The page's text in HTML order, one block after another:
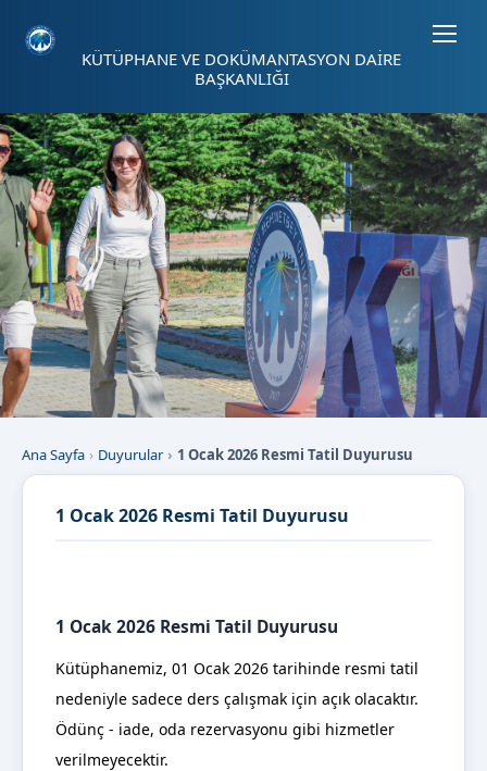
KÜTÜPHANE VE DOKÜMANTASYON DAİRE
BAŞKANLIĞI
Ana Sayfa Duyurular 1 Ocak 2026 Resmi Tatil Duyurusu
1 Ocak 2026 Resmi Tatil Duyurusu
1 Ocak 2026 Resmi Tatil Duyurusu
Kütüphanemiz, 01 Ocak 2026 tarihinde resmi tatil
nedeniyle sadece ders çalışmak için açık olacaktır.
Ödünç - iade, oda rezervasyonu gibi hizmetler
verilmeyecektir.